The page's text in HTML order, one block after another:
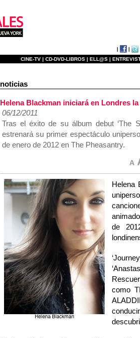
CINE-TV | CD-DVD-LIBROS | ELL@S |
noticias
Helena Blackman iniciará en Londres
06/12/2011
Tras el éxito de su álbum debut ‘The
estrenará su primer espectáculo
de enero de 2012 en The Pheasantry.
Helena
de
como